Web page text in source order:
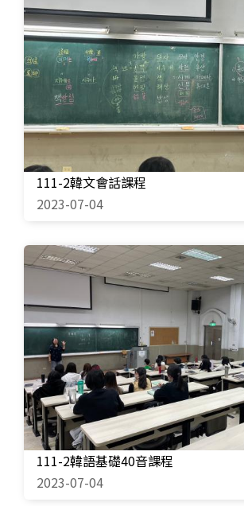
111-2韓文會話課程
2023-07-04
111-2韓語基礎40音課程
2023-07-04